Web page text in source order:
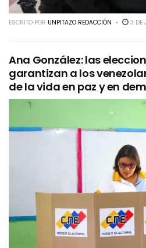
ESCRITO POR UNPITAZO REDACCIÓN 3 DE
Ana González: las
garantizan a los
de la vida en paz y en